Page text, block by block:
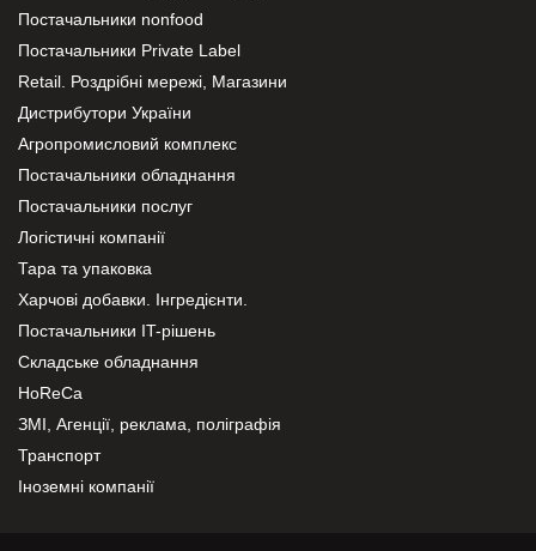
Постачальники nonfood
Постачальники Private Label
Retail. Роздрібні мережі, Магазини
Дистрибутори України
Агропромисловий комплекс
Постачальники обладнання
Постачальники послуг
Логістичні компанії
Тара та упаковка
Харчові добавки. Інгредієнти.
Постачальники IT-рішень
Складське обладнання
HoReCa
ЗМІ, Агенції, реклама, поліграфія
Транспорт
Іноземні компанії